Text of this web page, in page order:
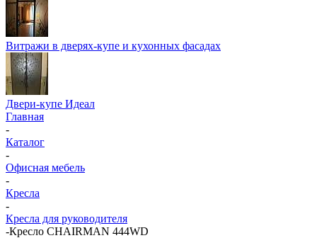
Витражи в дверях-купе и кухонных фасадах
Двери-купе Идеал
Главная
-
Каталог
-
Офисная мебель
-
Кресла
-
Кресла для руководителя
-Кресло CHAIRMAN 444WD